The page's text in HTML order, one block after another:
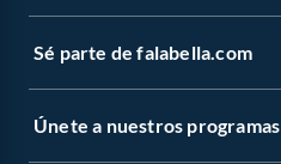
Sé parte de falabella.com
Únete a nuestros programas